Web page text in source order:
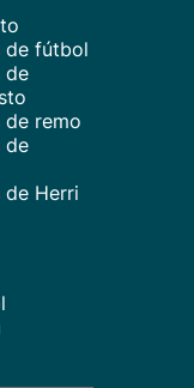
de fútbol
de
remo
de
Herri